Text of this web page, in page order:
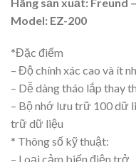
Model: EZ-200
*Đặc điểm
– Độ chính xác cao và ít
– Dễ dàng tháo lắp thay
– Bộ nhớ lưu trữ 100 dữ
trữ dữ liệu
* Thông số kỹ thuật:
– Loại cảm biến điện trở